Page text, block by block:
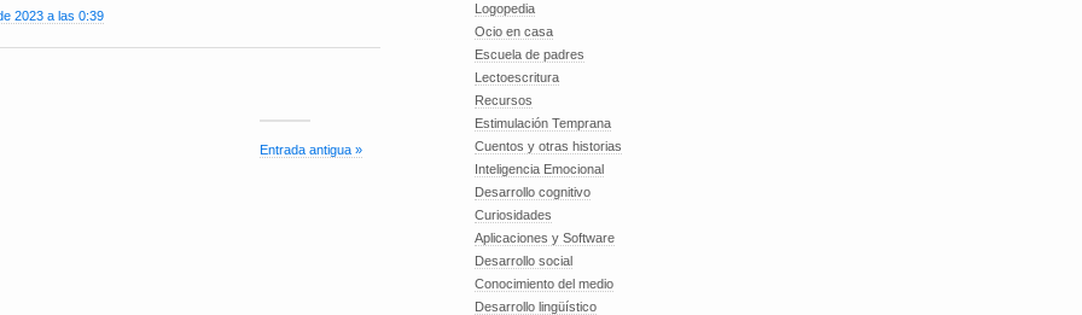
2023 a las 0:39
Entrada antigua »
Logopedia
Ocio en casa
Escuela de padres
Lectoescritura
Recursos
Estimulación Temprana
Cuentos y otras historias
Inteligencia Emocional
Desarrollo cognitivo
Curiosidades
Aplicaciones y Software
Desarrollo social
Conocimiento del medio
Desarrollo lingüístico